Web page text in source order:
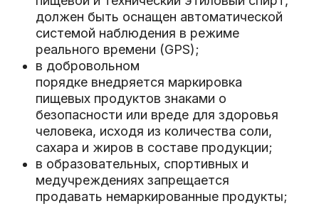
должен быть оснащен автоматической
системой наблюдения в режиме
реального времени (GPS);
в добровольном
порядке внедряется маркировка
пищевых продуктов знаками о
безопасности или вреде для здоровья
человека, исходя из количества соли,
сахара и жиров в составе продукции;
в образовательных, спортивных и
медучреждениях запрещается
продавать немаркированные продукты;